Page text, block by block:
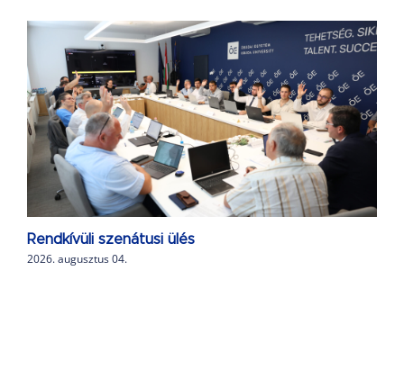
Rendkívüli szenátusi ülés
2026. augusztus 04.